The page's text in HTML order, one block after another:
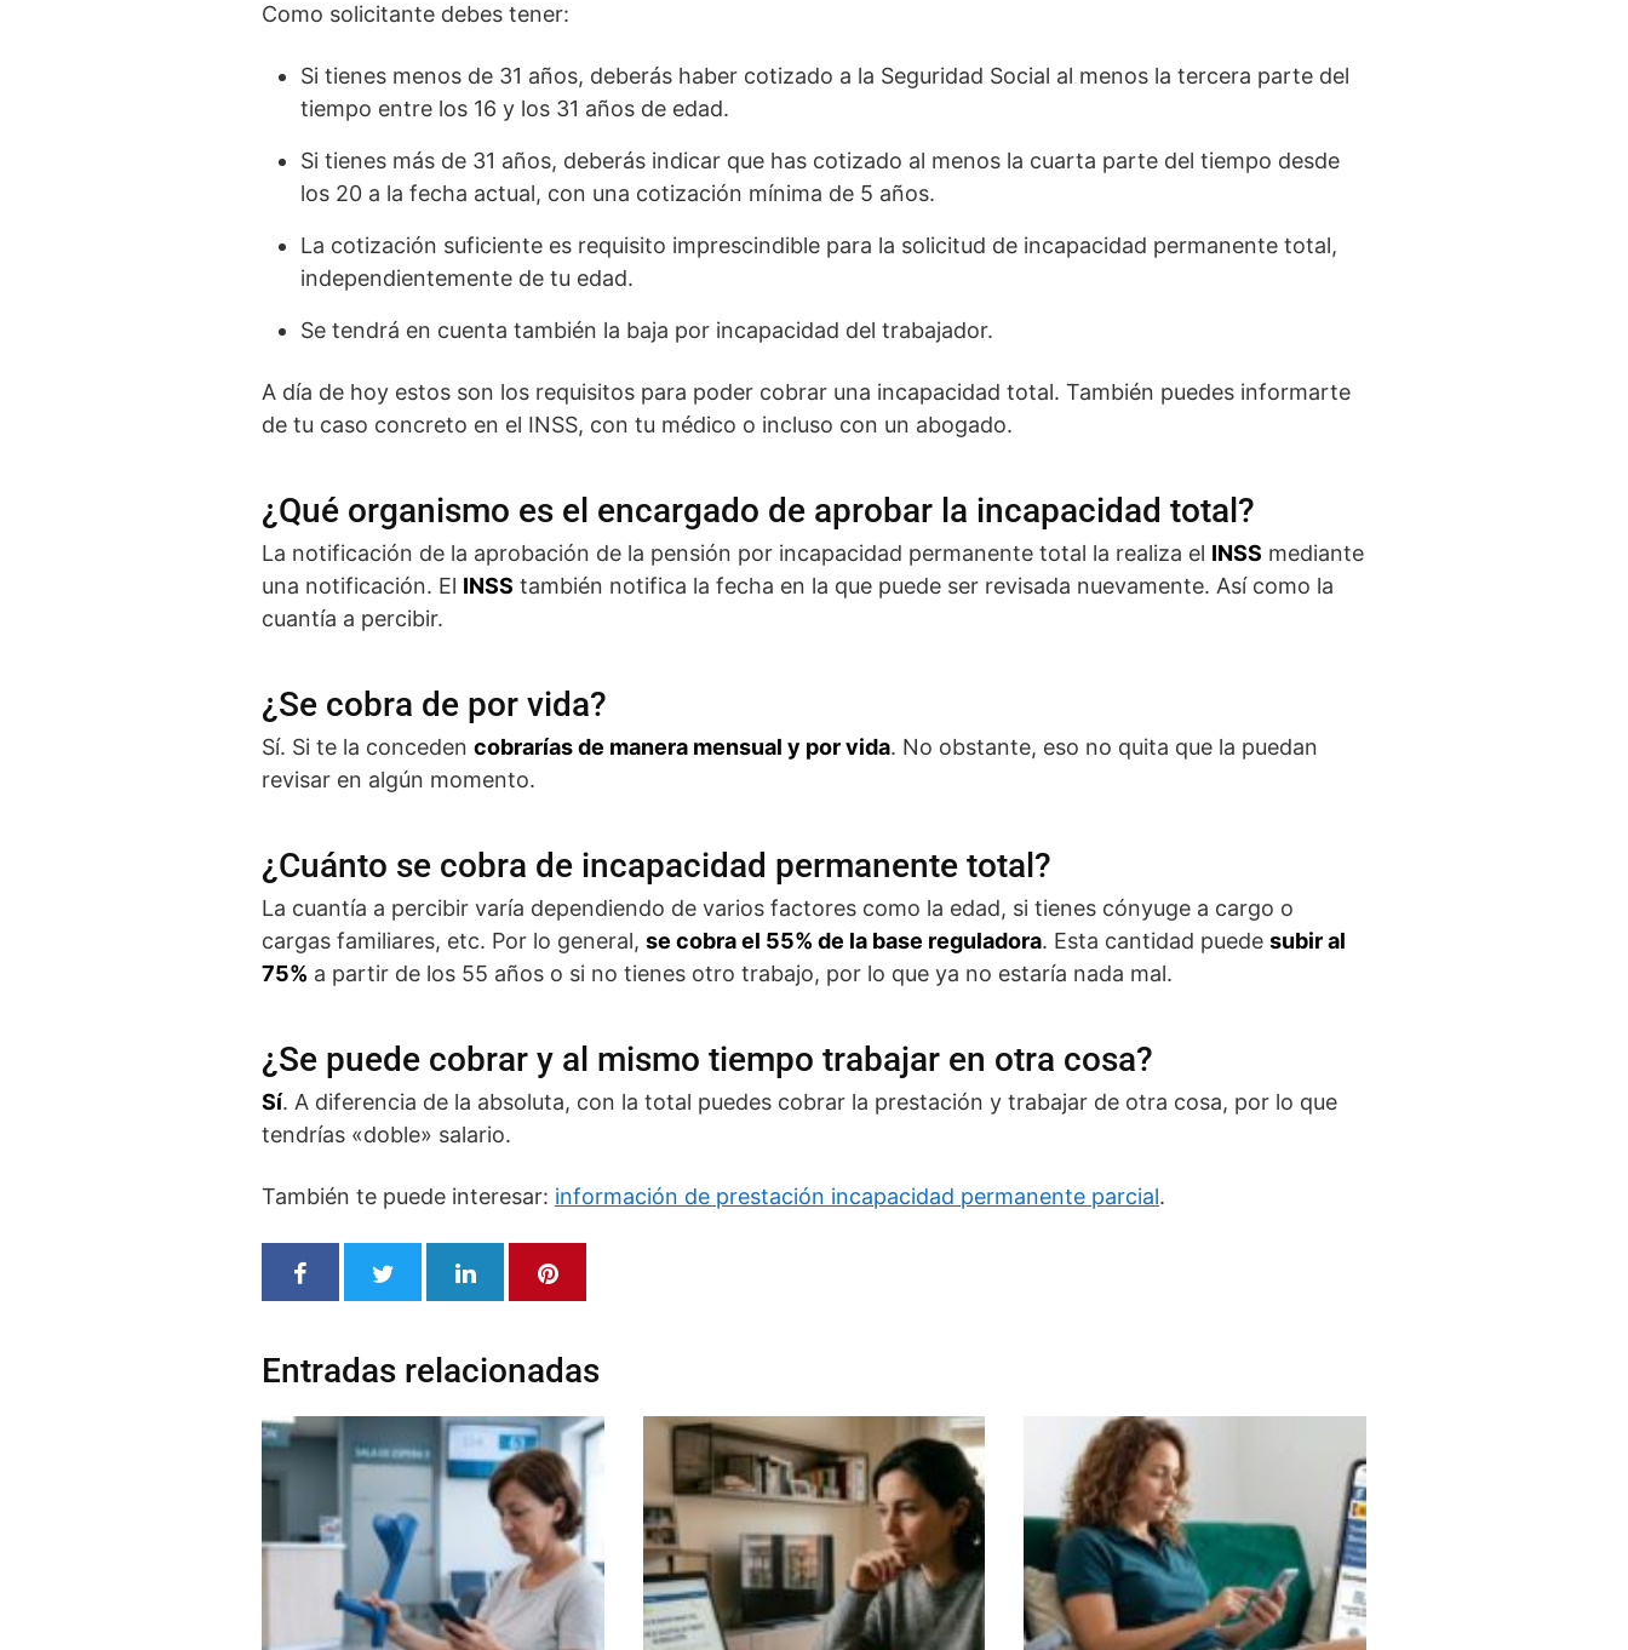
Como solicitante debes tener:
Si tienes menos de 31 años, deberás haber cotizado a la Seguridad Social al menos la tercera parte del
tiempo entre los 16 y los 31 años de edad.
Si tienes más de 31 años, deberás indicar que has cotizado al menos la cuarta parte del tiempo desde
los 20 a la fecha actual, con una cotización mínima de 5 años.
La cotización suficiente es requisito imprescindible para la solicitud de incapacidad permanente total,
independientemente de tu edad.
Se tendrá en cuenta también la baja por incapacidad del trabajador.
A día de hoy estos son los requisitos para poder cobrar una incapacidad total. También puedes informarte
de tu caso concreto en el INSS, con tu médico o incluso con un abogado.
¿Qué organismo es el encargado de aprobar la incapacidad total?
La notificación de la aprobación de la pensión por incapacidad permanente total la realiza el INSS mediante
una notificación. El INSS también notifica la fecha en la que puede ser revisada nuevamente. Así como la
cuantía a percibir.
¿Se cobra de por vida?
Sí. Si te la conceden cobrarías de manera mensual y por vida. No obstante, eso no quita que la puedan
revisar en algún momento.
¿Cuánto se cobra de incapacidad permanente total?
La cuantía a percibir varía dependiendo de varios factores como la edad, si tienes cónyuge a cargo o
cargas familiares, etc. Por lo general, se cobra el 55% de la base reguladora. Esta cantidad puede subir al
75% a partir de los 55 años o si no tienes otro trabajo, por lo que ya no estaría nada mal.
¿Se puede cobrar y al mismo tiempo trabajar en otra cosa?
Sí. A diferencia de la absoluta, con la total puedes cobrar la prestación y trabajar de otra cosa, por lo que
tendrías «doble» salario.
También te puede interesar: información de prestación incapacidad permanente parcial.
Entradas relacionadas